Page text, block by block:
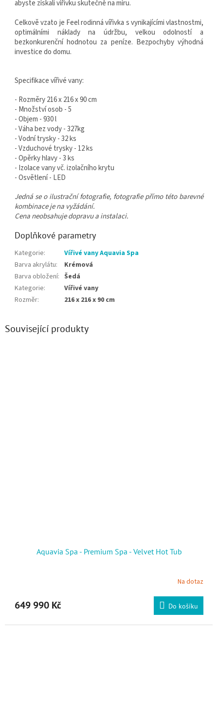
abyste získali vířivku skutečně na míru.
Celkově vzato je Feel rodinná vířivka s vynikajícími vlastnostmi,
optimálními náklady na údržbu, velkou odolností a
bezkonkurenční hodnotou za peníze. Bezpochyby výhodná
investice do domu.
Specifikace vířivé vany:
- Rozměry 216 x 216 x 90 cm
- Množství osob - 5
- Objem - 930 l
- Váha bez vody - 327kg
- Vodní trysky - 32 ks
- Vzduchové trysky - 12 ks
- Opěrky hlavy - 3 ks
- Izolace vany vč. izolačního krytu
- Osvětlení - LED
Jedná se o ilustrační fotografie, fotografie přímo této barevné
kombinace je na vyžádání.
Cena neobsahuje dopravu a instalaci.
Doplňkové parametry
Kategorie:
Vířivé vany Aquavia Spa
Barva akrylátu:
Krémová
Barva obložení: Šedá
Kategorie:
Vířivé vany
Rozměr: 216 x 216 x 90 cm
Související produkty
Aquavia Spa - Premium Spa - Velvet Hot Tub
Na dotaz
649 990 Kč Do košíku